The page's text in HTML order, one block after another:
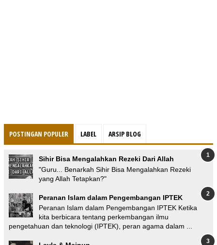
POSTINGAN POPULER LABEL ARSIP BLOG
Sihir Bisa Mengalahkan Rezeki Dari Allah
"Guru... Benarkah Sihir Bisa Mengalahkan Rezeki
yang Allah Tetapkan?"
Peranan Islam dalam Pengembangan IPTEK
Peranan Islam dalam Pengembangan IPTEK Ketika
kita berbicara tentang perkembangan ilmu
pengetahuan dan teknologi (IPTEK), peran agama dalam ...